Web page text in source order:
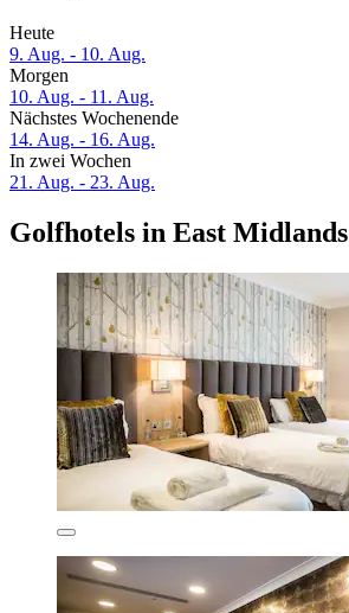
Heute
9. Aug. - 10. Aug.
Morgen
10. Aug. - 11. Aug.
Nächstes Wochenende
14. Aug. - 16. Aug.
In zwei Wochen
21. Aug. - 23. Aug.
Golfhotels in East Midlands